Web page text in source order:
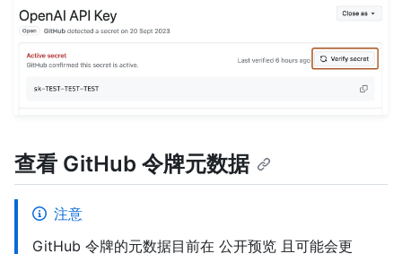
查看 GitHub 令牌元数据
注意
GitHub 令牌的元数据目前在 公开预览 且可能会更